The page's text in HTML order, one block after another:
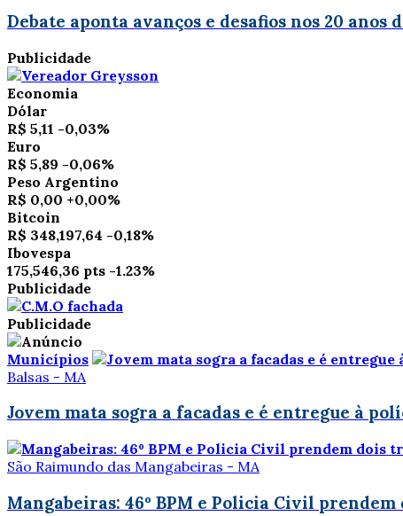
Debate aponta avanços e desafios nos 20 anos
Publicidade
Economia
Dólar
R$ 5,11 -0,03%
Euro
R$ 5,89 -0,06%
Peso Argentino
R$ 0,00 +0,00%
Bitcoin
R$ 348,197,64 -0,18%
Ibovespa
175,546,36 pts -1.23%
Publicidade
Publicidade
Municípios
Balsas - MA
Jovem mata sogra a facadas e é entregue à
São Raimundo das Mangabeiras - MA
Mangabeiras: 46º BPM e Policia Civil